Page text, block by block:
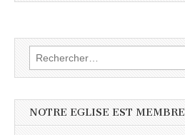
Rechercher :
NOTRE EGLISE EST MEMBRE